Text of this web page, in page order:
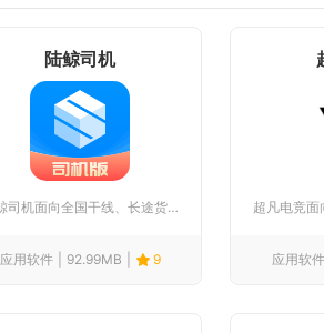
陆鲸司机
陆鲸司机面向全国干线、长途货运货车司机打造线上配货与车后服务...
应用软件 92.99MB 9 应用软件